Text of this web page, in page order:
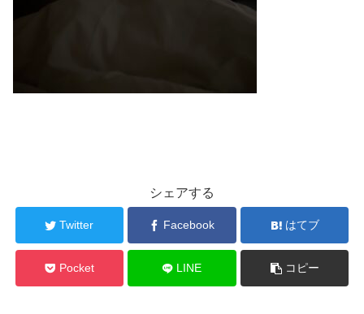
シェアする
Twitter Facebook はてブ
Pocket LINE コピー